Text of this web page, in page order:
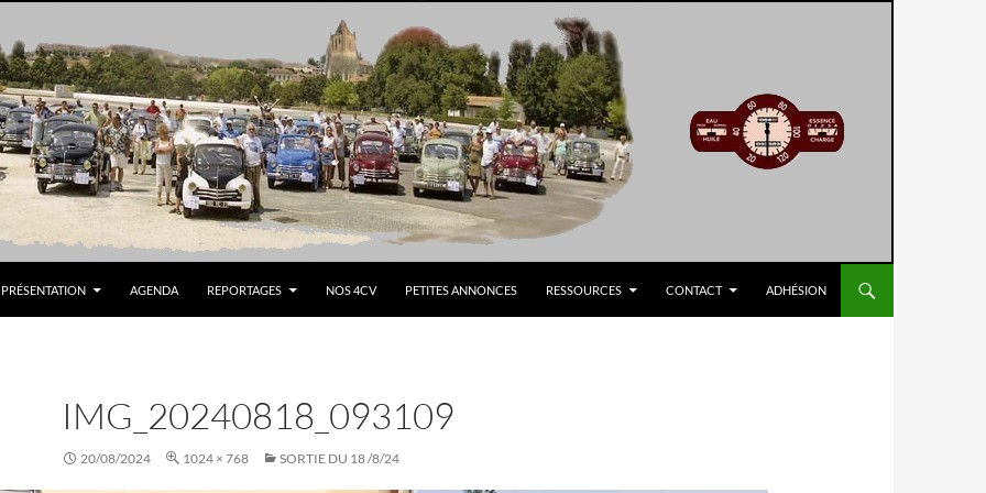
PRÉSENTATION AGENDA REPORTAGES NOS 4CV PETITES ANNONCES RESSOURCES CONTACT ADHÉSION
IMG_20240818_093109
20/08/2024 1024 × 768 SORTIE DU 18 /8/24